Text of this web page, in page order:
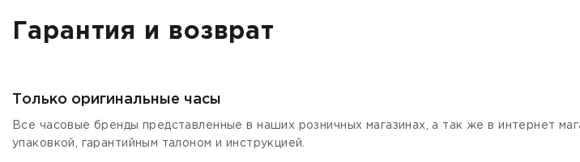
Гарантия и возврат
Только оригинальные часы
Все часовые бренды представленные в наших розничных магазинах, а так же в интернет
упаковкой, гарантийным талоном и инструкцией.